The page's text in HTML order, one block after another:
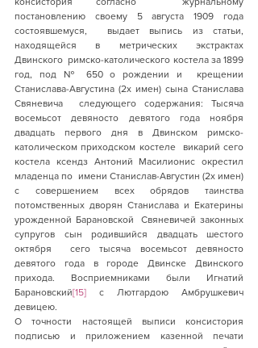
постановлению своему 5 августа 1909 года
состоявшемуся,  выдает выпись из статьи,
находящейся в метрических экстрактах
Двинского  римско-католического костела за 1899
год, под № 650 о рождении и  крещении
Станислава-Августина (2х имен) сына Станислава
Свяневича  следующего содержания: Тысяча
восемьсот девяносто девятого года ноября
двадцать первого дня в Двинском римско-
католическом приходском костеле  викарий сего
костела ксендз Антоний Масилионис окрестил
младенца по  имени Станислав-Августин (2х имен)
с совершением всех обрядов таинства
потомственных дворян Станислава и Екатерины
урожденной Барановской  Свяневичей законных
супругов сын родившийся двадцать шестого
октября  сего тысяча восемьсот девяносто
девятого года в городе Двинске Двинского
прихода. Восприемниками были Игнатий
Барановский[15] с Лютгардою Амбрушкевич
девицею.
О точности настоящей выписи консистория
подписью и приложением казенной печати